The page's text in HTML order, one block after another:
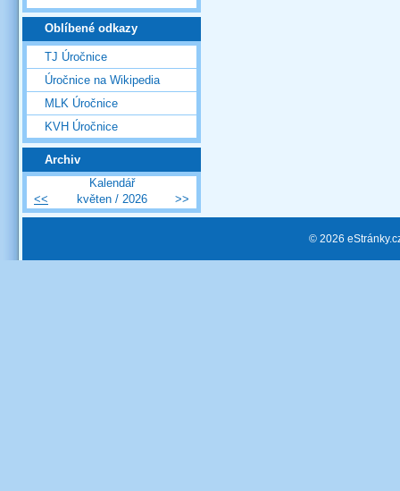
Oblíbené odkazy
TJ Úročnice
Úročnice na Wikipedia
MLK Úročnice
KVH Úročnice
Archiv
Kalendář
<<
květen / 2026 >>
© 2026